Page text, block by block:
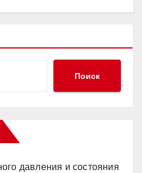
Поиск
давления и состояния